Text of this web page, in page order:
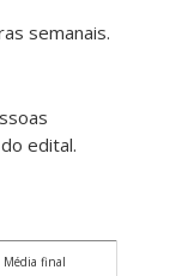
semanais.
edital.
Média final